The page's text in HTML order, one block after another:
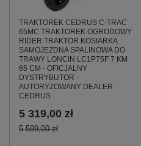
TRAKTOREK CEDRUS C-TRAC
65MC TRAKTOREK OGRODOWY
RIDER TRAKTOR KOSIARKA
SAMOJEZDNA SPALINOWA DO
TRAWY LONCIN LC1P75F 7 KM
65 CM - OFICJALNY
DYSTRYBUTOR -
AUTORYZOWANY DEALER
CEDRUS
5 319,00 zł
5 599,00 zł